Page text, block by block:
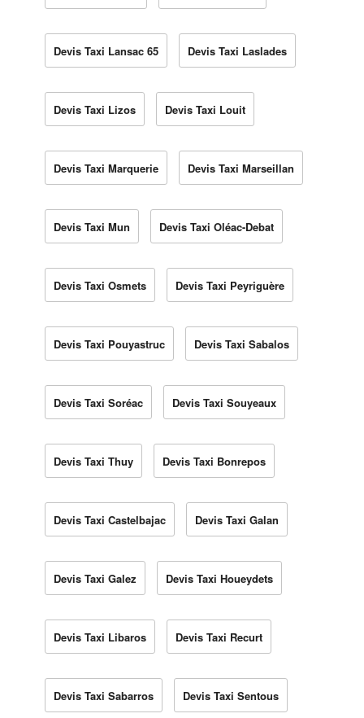
Devis Taxi Lansac 65 Devis Taxi Laslades
Devis Taxi Lizos Devis Taxi Louit
Devis Taxi Marquerie Devis Taxi Marseillan
Devis Taxi Mun Devis Taxi Oléac-Debat
Devis Taxi Osmets Devis Taxi Peyriguère
Devis Taxi Pouyastruc Devis Taxi Sabalos
Devis Taxi Soréac Devis Taxi Souyeaux
Devis Taxi Thuy Devis Taxi Bonrepos
Devis Taxi Castelbajac Devis Taxi Galan
Devis Taxi Galez Devis Taxi Houeydets
Devis Taxi Libaros Devis Taxi Recurt
Devis Taxi Sabarros Devis Taxi Sentous